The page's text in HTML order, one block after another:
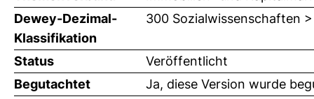
Dewey-Dezimal-
Klassifikation
300 Sozialwissenschaften
Status
Veröffentlicht
Begutachtet
Ja, diese Version wurde